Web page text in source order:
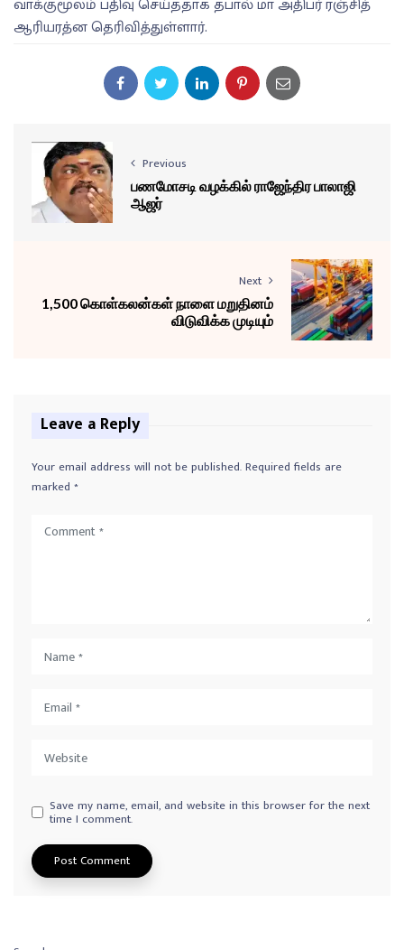
வாக்குமூலம் பதிவு செய்ததாக தபால் மா அதிபர் ரஞ்சித்
ஆரியரத்ன தெரிவித்துள்ளார்.
Previous
பணமோசடி வழக்கில் ராஜேந்திர பாலாஜி
ஆஜர்
Next
1,500 கொள்கலன்கள் நாளை மறுதினம்
விடுவிக்க முடியும்
Leave a Reply
Your email address will not be published.Required fields are
marked *
Save my name, email, and website in this browser for the next
time I comment.